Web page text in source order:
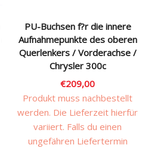
gewählt
werden
PU-Buchsen f?r die innere
Aufnahmepunkte des oberen
Querlenkers / Vorderachse /
Chrysler 300c
€209,00
Produkt muss nachbestellt
werden. Die Lieferzeit hierfür
variiert. Falls du einen
ungefähren Liefertermin